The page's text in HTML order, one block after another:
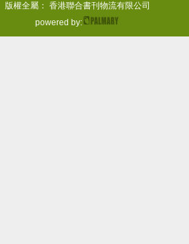
版權全屬： 香港聯合書刊物流有限公司
powered by: